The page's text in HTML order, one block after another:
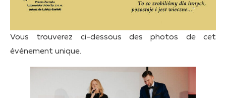
Vous trouverez ci-dessous des photos de cet
événement unique.